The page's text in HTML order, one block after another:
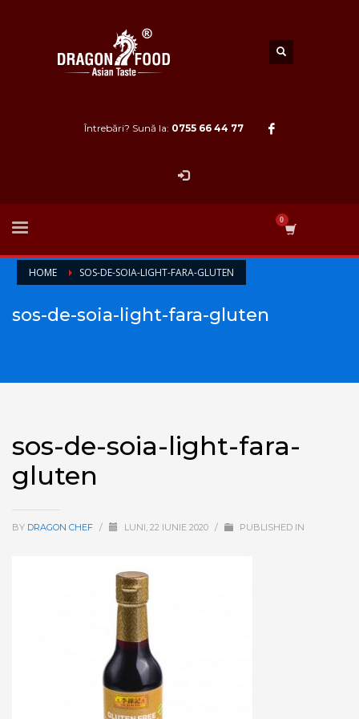
Întrebări? Sună la: 0755 66 44 77
HOME SOS-DE-SOIA-LIGHT-FARA-GLUTEN
sos-de-soia-light-fara-gluten
sos-de-soia-light-fara-
gluten
BY DRAGON CHEF / LUNI, 22 IUNIE 2020 / PUBLISHED IN